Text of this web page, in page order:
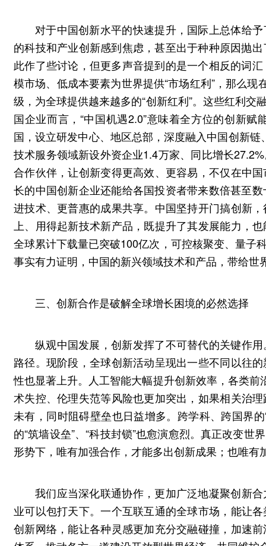
对于中国创新水平的快速提升，国际上总体给
的科技和产业创新感到焦虑，甚至出于种种原因抛
此作了些讨论，但更多声音提到的是一个相反的词
模市场、低成本要素为世界提供“市场红利”，那么
级，为全球提供越来越多的“创新红利”。这些红利
国企业而言，“中国机遇2.0”意味着全方位的创新
国，设立研发中心、地区总部，深度融入中国创新链
技术服务领域新设外资企业1.4万家、同比增长
合作伙伴，让创新变得更高效、更容易，不仅在中
长的中国创新企业还能给各国投资者带来数倍甚至
进技术、更普惠的成果共享。中国坚持开门搞创新
上、用得起新技术新产品，既提升了其发展能力，
全球累计下载量已突破100亿次，可控核聚变、量子
事实有力证明，中国的新兴领域技术和产品，带给
三、创新合作是破解全球增长困境的必然选择
纵观中国发展，创新发挥了不可替代的关键作
路径。现阶段，全球创新活动呈现出一些不同以往
性也显著上升。人工智能大幅提升创新效率，各类
术失控、伦理失范等风险也更加突出，如果相关治
未有，同时阻碍壁垒也日益增多。跨学科、跨国界
的“筑墙设垒”、“科技封锁”也愈演愈烈。真正改变
形势下，唯有加强合作，才能多出创新成果；也唯
我们应当深化联通协作，更加广泛地凝聚创新
业可以包打天下。一个互联互通的全球市场，能让
创新网络，能让各种灵感更加充分交融碰撞，加速